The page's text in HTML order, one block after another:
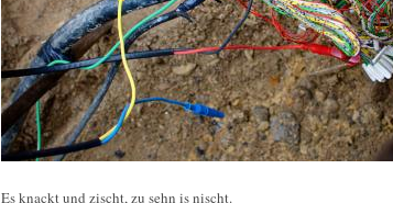
Es knackt und zischt, zu sehn is nischt.